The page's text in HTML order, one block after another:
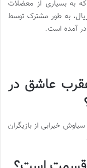
به بسیاری از معضلات
به طور مشترک توسط
آمده است.
عاشق در
خیرابی از بازیگران